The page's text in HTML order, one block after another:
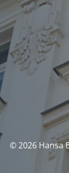
© 2026 Hansa